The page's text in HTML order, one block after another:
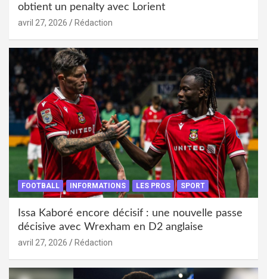
obtient un penalty avec Lorient
avril 27, 2026 Rédaction
FOOTBALL INFORMATIONS LES PROS SPORT
Issa Kaboré encore décisif : une nouvelle passe
décisive avec Wrexham en D2 anglaise
avril 27, 2026 Rédaction